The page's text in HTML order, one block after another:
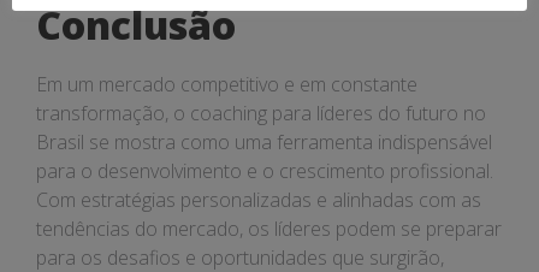
Conclusão
Em um mercado competitivo e em constante
transformação, o coaching para líderes do futuro no
Brasil se mostra como uma ferramenta indispensável
para o desenvolvimento e o crescimento profissional.
Com estratégias personalizadas e alinhadas com as
tendências do mercado, os líderes podem se preparar
para os desafios e oportunidades que surgirão,